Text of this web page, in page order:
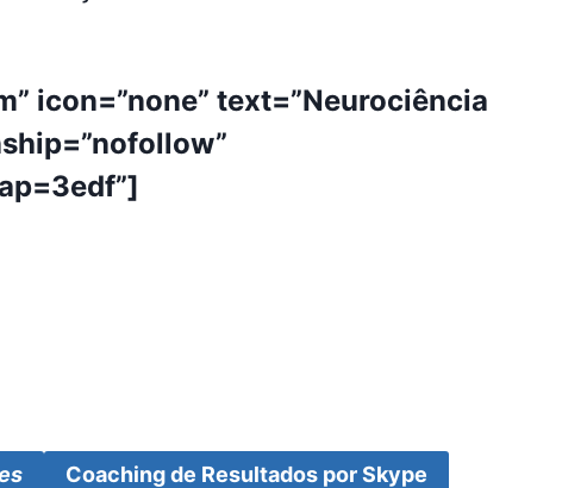
icon=”none” text=”Neurociência
Coaching de Resultados por Skype